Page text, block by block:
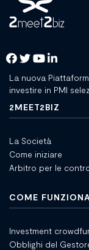
La nuova
investire in PMI
2MEET2BIZ
La Società
Come iniziare
Arbitro per le
COME FUNZIONA
Investment
Obblighi del